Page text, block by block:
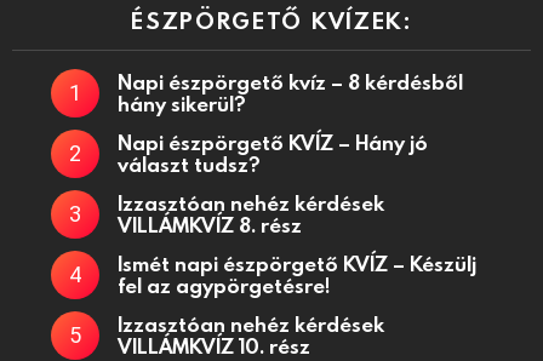
ÉSZPÖRGETŐ KVÍZEK:
Napi észpörgető kvíz – 8 kérdésből
hány sikerül?
Napi észpörgető KVÍZ – Hány jó
választ tudsz?
Izzasztóan nehéz kérdések
VILLÁMKVÍZ 8. rész
Ismét napi észpörgető KVÍZ – Készülj
fel az agypörgetésre!
Izzasztóan nehéz kérdések
VILLÁMKVÍZ 10. rész